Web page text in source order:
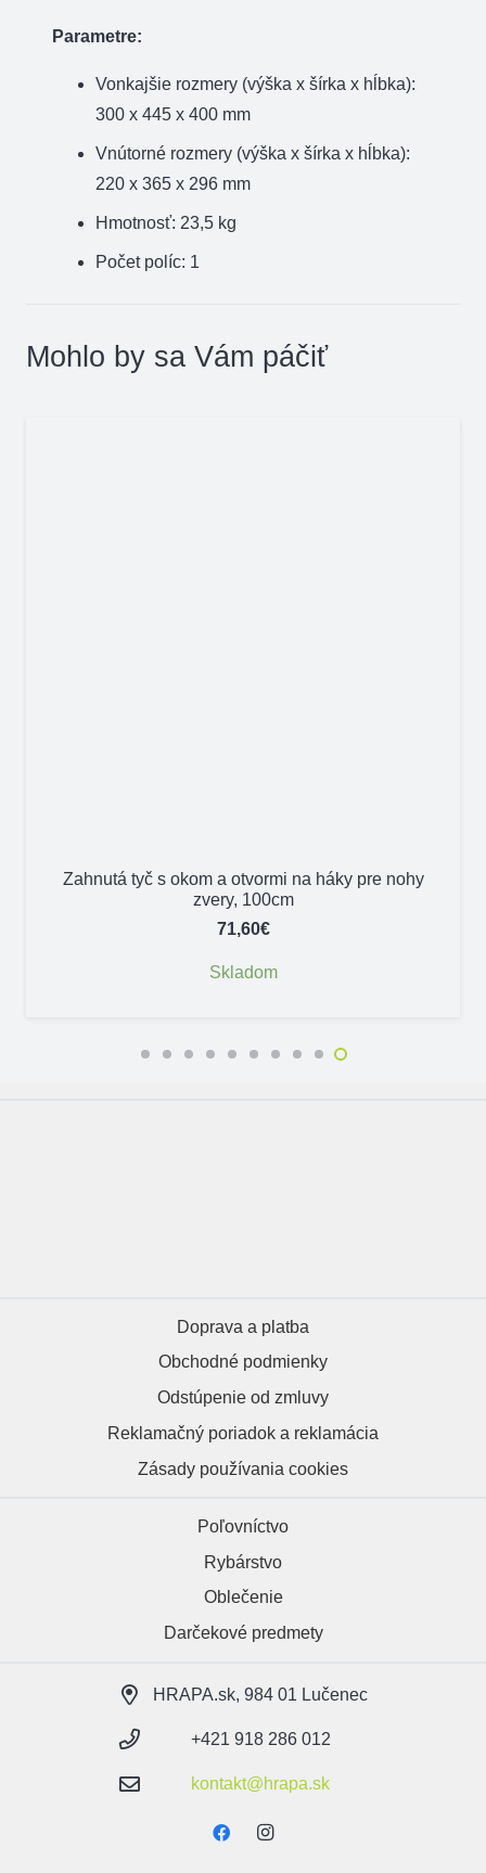
Parametre:
Vonkajšie rozmery (výška x šírka x hĺbka):
300 x 445 x 400 mm
Vnútorné rozmery (výška x šírka x hĺbka):
220 x 365 x 296 mm
Hmotnosť: 23,5 kg
Počet políc: 1
Mohlo by sa Vám páčiť
Zahnutá tyč s okom a otvormi na háky pre nohy
zvery, 100cm
71,60€
Skladom
Doprava a platba
Obchodné podmienky
Odstúpenie od zmluvy
Reklamačný poriadok a reklamácia
Zásady používania cookies
Poľovníctvo
Rybárstvo
Oblečenie
Darčekové predmety
HRAPA.sk, 984 01 Lučenec
+421 918 286 012
kontakt@hrapa.sk